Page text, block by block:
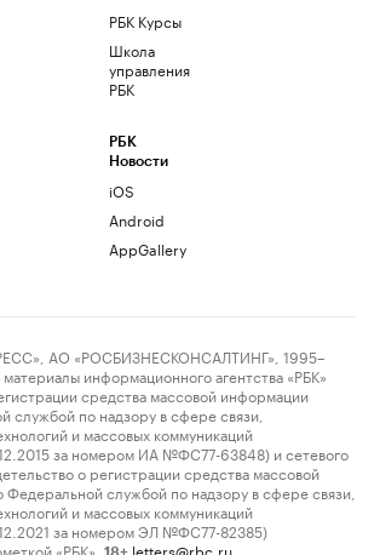
РБК Курсы
Школа
управления
РБК
РБК
Новости
iOS
Android
AppGallery
АО «РОСБИЗНЕСКОНСАЛТИНГ», 1995–
информационного агентства «РБК»
средства массовой информации
службой по надзору в сфере связи,
и массовых коммуникаций
за номером ИА №ФС77-63848) и сетевого
о регистрации средства массовой
службой по надзору в сфере связи,
и массовых коммуникаций
за номером ЭЛ №ФС77-82385)
«РБК».
letters@rbc.ru